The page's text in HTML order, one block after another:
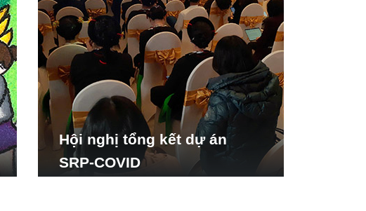
Hội nghị tổng kết dự án
SRP-COVID